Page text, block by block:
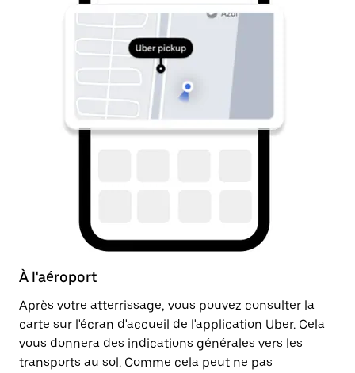
À l'aéroport
Après votre atterrissage, vous pouvez consulter la
carte sur l'écran d'accueil de l'application Uber. Cela
vous donnera des indications générales vers les
transports au sol. Comme cela peut ne pas